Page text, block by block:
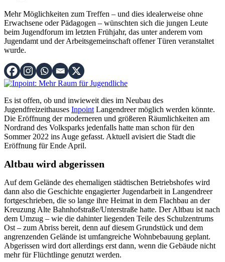
Mehr Möglichkeiten zum Treffen – und dies idealerweise ohne
Erwachsene oder Pädagogen – wünschten sich die jungen Leute
beim Jugendforum im letzten Frühjahr, das unter anderem vom
Jugendamt und der Arbeitsgemeinschaft offener Türen veranstaltet
wurde.
Es ist offen, ob und inwieweit dies im Neubau des
Jugendfreizeithauses Inpoint Langendreer möglich werden könnte.
Die Eröffnung der moderneren und größeren Räumlichkeiten am
Nordrand des Volksparks jedenfalls hatte man schon für den
Sommer 2022 ins Auge gefasst. Aktuell avisiert die Stadt die
Eröffnung für Ende April.
Altbau wird abgerissen
Auf dem Gelände des ehemaligen städtischen Betriebshofes wird
dann also die Geschichte engagierter Jugendarbeit in Langendreer
fortgeschrieben, die so lange ihre Heimat in dem Flachbau an der
Kreuzung Alte Bahnhofstraße/Unterstraße hatte. Der Altbau ist nach
dem Umzug – wie die dahinter liegenden Teile des Schulzentrums
Ost – zum Abriss bereit, denn auf diesem Grundstück und dem
angrenzenden Gelände ist umfangreiche Wohnbebauung geplant.
Abgerissen wird dort allerdings erst dann, wenn die Gebäude nicht
mehr für Flüchtlinge genutzt werden.